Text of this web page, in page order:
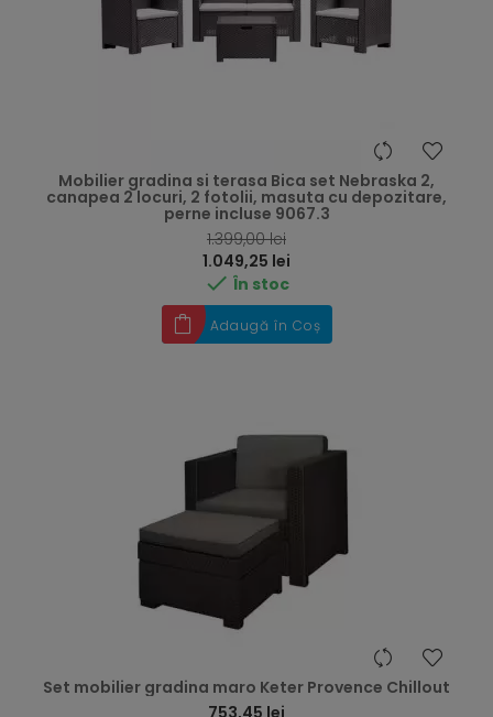
Mobilier gradina si terasa Bica set Nebraska 2,
canapea 2 locuri, 2 fotolii, masuta cu depozitare,
perne incluse 9067.3
1.399,00 lei
1.049,25 lei
 În stoc
Adaugă în Coș
Set mobilier gradina maro Keter Provence Chillout
753,45 lei